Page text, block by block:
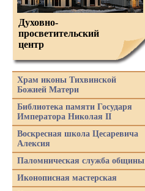
Духовно-
просветительский
центр
Храм иконы Тихвинской
Божией Матери
Библиотека памяти Государя
Императора Николая II
Воскресная школа Цесаревича
Алексия
Паломническая служба общины
Иконописная мастерская